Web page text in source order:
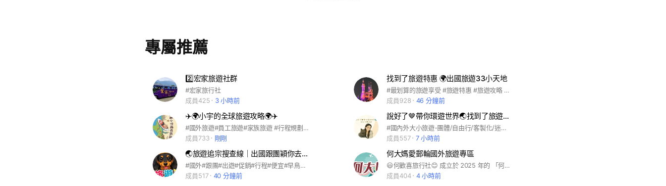
專屬推薦
2️⃣宏家旅遊社群
#宏家旅行社
成員425
3 小時前
找到了旅遊特惠 🌍出國旅遊33小天地
#最划算的旅遊享受 #旅遊特惠 #旅遊攻略 #機位出清
成員928
46 分鐘前
✈️🌍小宇的全球旅遊攻略🌍✈️
#國外旅遊#員工旅遊#家族旅遊 #行程規劃#小資旅遊#里民活動 #團體旅遊＃企業包團＃高爾夫 #自由行#接機#包車 #東南亞#東北亞#歐洲#海島#旅遊 #出團＃早鳥優惠
成員733
剛剛
說好了🤎帶你環遊世界🌏找到了旅遊🔥雨軒
#國內外大小旅遊-團體/自由行/客製化/迷你團-旅遊找雨軒🌻😊
成員557
7 小時前
🌏旅遊追宗搜查線｜出國跟團穎你去享受👑
#國外#跟團#出遊#促銷#行程#便宜#早鳥#清倉#破盤#優惠#團體#包團#員旅#度蜜月#渡假#海島#郵輪#MSC#榮耀號#歌詩達#莎倫娜號#沖繩#石垣島#宮古島#長崎#鹿兒島#福岡#日本#東京#小江戶川越#富士山#河口湖#淺草寺#新宿#迪士尼#大阪#京都#神戶#奈良#嵐山#九州#金澤#湯布院#金鱗湖#由布院#柳川散策#熊本城#三大蟹#東北#仙台#上高地#合掌村#北海道#破冰#釜山#首爾#濟州#滑雪
成員517
40 分鐘前
何大媽愛郵輪國外旅遊專區
😃何歡喜旅行社😊 成立於 2025 年的 「何歡喜旅行社」 是一家充滿熱情與專業的旅行好夥伴。 我們專辦境外團體旅遊、國內深度旅遊、入境觀光接待，同時也提供全球機票、訂房、觀光票券、各國簽證、國際遊輪、高鐵假期、企業差旅、客製化行程，各種旅遊都能為你量身打造。 不論是想帶家人出國放鬆、和朋友來場說走就走的小旅行，或是公司團體需要完整安排，我們的 24 小時服務團隊都隨時準備好，幫你搞定大小細節。 我們相信旅行不只是「去過哪裡」，更是與親朋好友「留下最美好的回憶」。
成員404
4 小時前